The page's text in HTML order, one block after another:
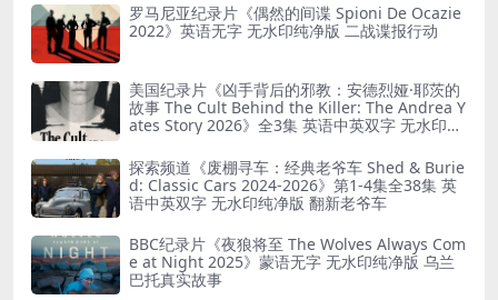
罗马尼亚纪录片《偶然的间谍 Spioni De Ocazie
2022》英语无字 无水印纯净版 二战谍报行动
美国纪录片《凶手背后的邪教：安德烈娅·耶茨的
故事 The Cult Behind the Killer: The Andrea Y
ates Story 2026》全3集 英语中英双字 无水印纯
探索频道《废棚寻车：经典老爷车 Shed & Burie
d: Classic Cars 2024-2026》第1-4集全38集 英
语中英双字 无水印纯净版 翻新老爷车
BBC纪录片《夜狼将至 The Wolves Always Com
e at Night 2025》蒙语无字 无水印纯净版 乌兰
巴托真实故事